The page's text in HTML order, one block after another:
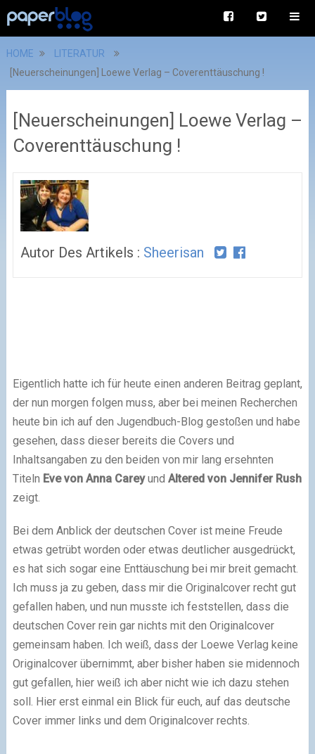
HOME
LITERATUR
[Neuerscheinungen] Loewe Verlag – Coverenttäuschung !
[Neuerscheinungen] Loewe Verlag –
Coverenttäuschung !
Autor Des Artikels : Sheerisan
Eigentlich hatte ich für heute einen anderen Beitrag geplant,
der nun morgen folgen muss, aber bei meinen Recherchen
heute bin ich auf den Jugendbuch-Blog gestoßen und habe
gesehen, dass dieser bereits die Covers und
Inhaltsangaben zu den beiden von mir lang ersehnten
Titeln Eve von Anna Careyund Altered von Jennifer Rush
zeigt.
Bei dem Anblick der deutschen Cover ist meine Freude
etwas getrübt worden oder etwas deutlicher ausgedrückt,
es hat sich sogar eine Enttäuschung bei mir breit gemacht.
Ich muss ja zu geben, dass mir die Originalcover recht gut
gefallen haben, und nun musste ich feststellen, dass die
deutschen Cover rein gar nichts mit den Originalcover
gemeinsam haben. Ich weiß, dass der Loewe Verlag keine
Originalcover übernimmt, aber bisher haben sie midennoch
gut gefallen, hier weiß ich aber nicht wie ich dazu stehen
soll. Hier erst einmal ein Blick für euch, auf das deutsche
Cover immer links und dem Originalcover rechts.